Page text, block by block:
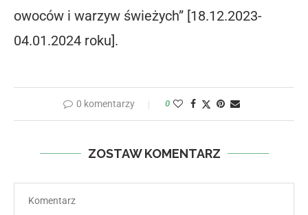
owoców i warzyw świeżych” [18.12.2023-
04.01.2024 roku].
0 komentarzy 0
ZOSTAW KOMENTARZ